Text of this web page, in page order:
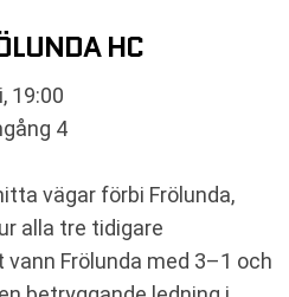
HC
19:00
4
vägar förbi Frölunda,
alla tre tidigare
Frölunda med 3–1 och